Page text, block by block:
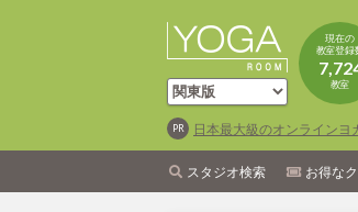
現在の
教室登録
教室
日本最大級のオンラインヨ
スタジオ検索 お得な